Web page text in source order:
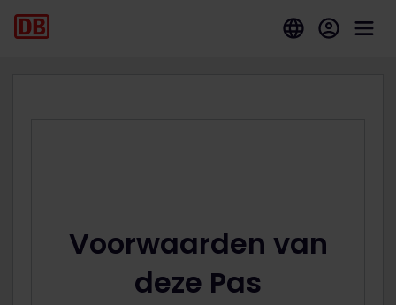
Voorwaarden van
deze Pas